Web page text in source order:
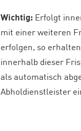
Wichtig: Erfolgt
mit einer weiteren
erfolgen, so
innerhalb dieser
als automatisch
Abholdienstleister